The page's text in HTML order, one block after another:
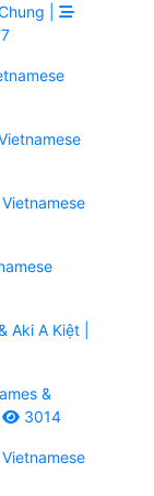
|
Vietnamese
Aki A Kiệt |
&
3014
Vietnamese